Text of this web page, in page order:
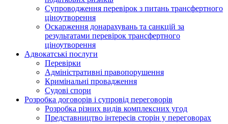
Супроводження перевірок з питань трансфертного
ціноутворення
Оскарження донарахувань та санкцій за
результатами перевірок трансфертного
ціноутворення
Адвокатські послуги
Перевірки
Адміністративні правопорушення
Кримінальні провадження
Судові спори
Розробка договорів і супровід переговорів
Розробка різних видів комплексних угод
Представництво інтересів сторін у переговорах